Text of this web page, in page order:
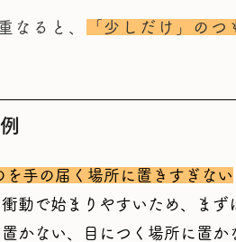
なると、 「少しだけ」の
手の届く場所に置きすぎない
動で始まりやすいため、ま
かない、目につく場所に置